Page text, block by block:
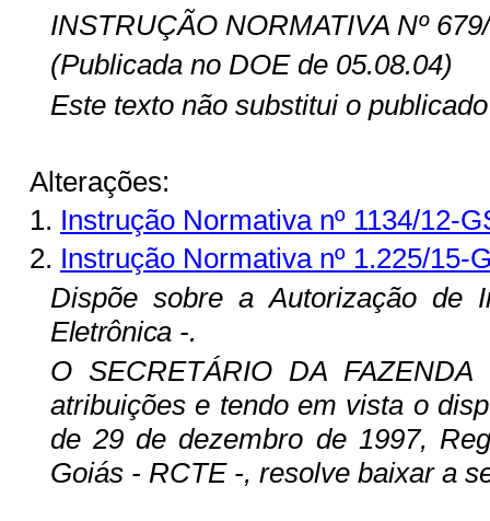
INSTRUÇÃO NORMATIVA Nº
(Publicada no DOE de 05.08.04)
Este texto não substitui o
Alterações:
1. Instrução Normativa nº 1134/12-
2. Instrução Normativa nº 1.225/15-
Dispõe sobre a Autorização de
Eletrônica -.
O SECRETÁRIO DA
atribuições e tendo em vista o
de 29 de dezembro de 1997,
Goiás - RCTE -, resolve baixar a